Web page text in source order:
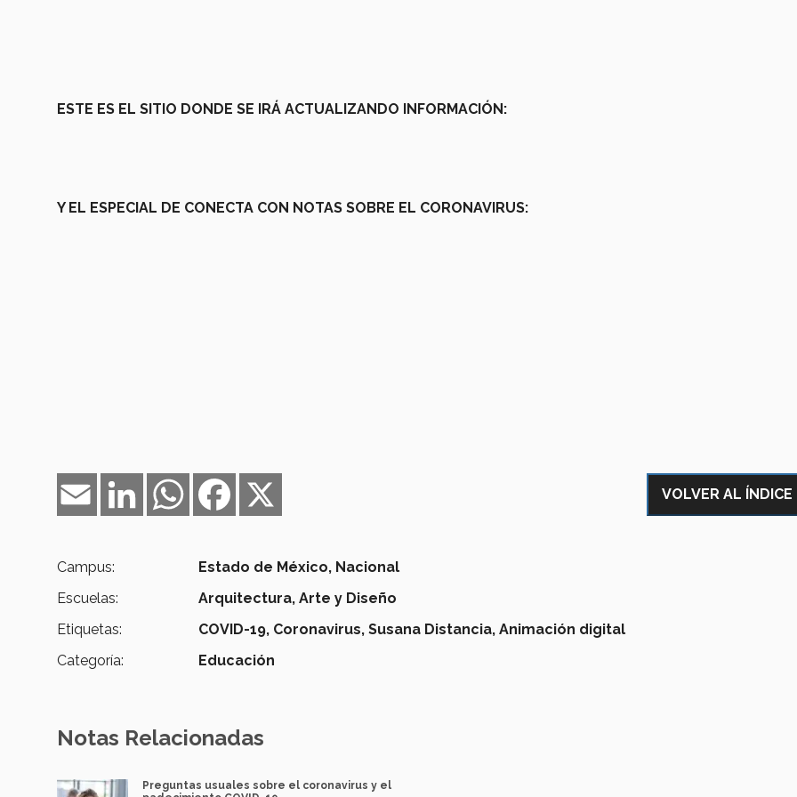
ESTE ES EL SITIO DONDE SE IRÁ ACTUALIZANDO INFORMACIÓN:
Y EL ESPECIAL DE CONECTA CON NOTAS SOBRE EL CORONAVIRUS:
Facebook
WhatsApp
LinkedIn
Email
VOLVER AL ÍNDICE
Campus: Estado de México, Nacional
Escuelas:
Arquitectura, Arte y Diseño
Etiquetas:
COVID-19, Coronavirus, Susana Distancia, Animación digital
Categoría:
Educación
Notas Relacionadas
Preguntas usuales sobre el coronavirus y el